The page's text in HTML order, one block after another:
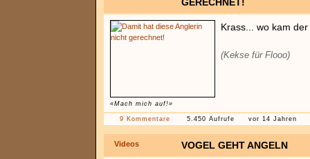
«Mach mich auf!»
Krass... wo kam
(Kekse für Flooo)
9 Kommentare 5.450 Aufrufe vor 14 Jahren
Videos VOGEL GEHT ANGELN